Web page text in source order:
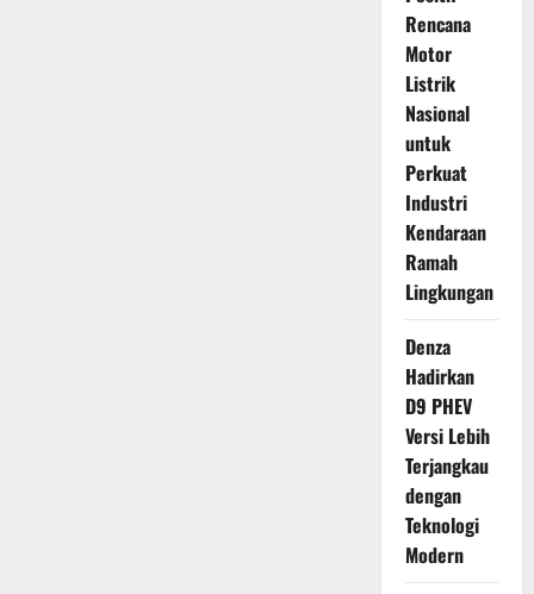
Rencana
Motor
Listrik
Nasional
untuk
Perkuat
Industri
Kendaraan
Ramah
Lingkungan
Denza
Hadirkan
D9 PHEV
Versi Lebih
Terjangkau
dengan
Teknologi
Modern